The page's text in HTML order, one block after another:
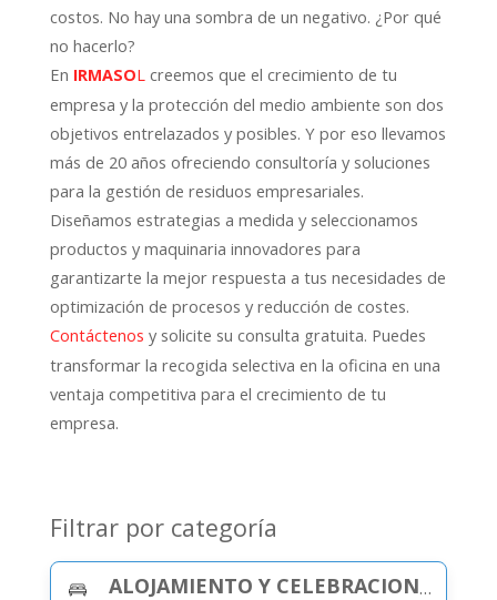
costos. No hay una sombra de un negativo. ¿Por qué
no hacerlo?
En IRMASOL creemos que el crecimiento de tu
empresa y la protección del medio ambiente son dos
objetivos entrelazados y posibles. Y por eso llevamos
más de 20 años ofreciendo consultoría y soluciones
para la gestión de residuos empresariales.
Diseñamos estrategias a medida y seleccionamos
productos y maquinaria innovadores para
garantizarte la mejor respuesta a tus necesidades de
optimización de procesos y reducción de costes.
Contáctenos y solicite su consulta gratuita. Puedes
transformar la recogida selectiva en la oficina en una
ventaja competitiva para el crecimiento de tu
empresa.
Filtrar por categoría
ALOJAMIENTO Y CELEBRACIONES